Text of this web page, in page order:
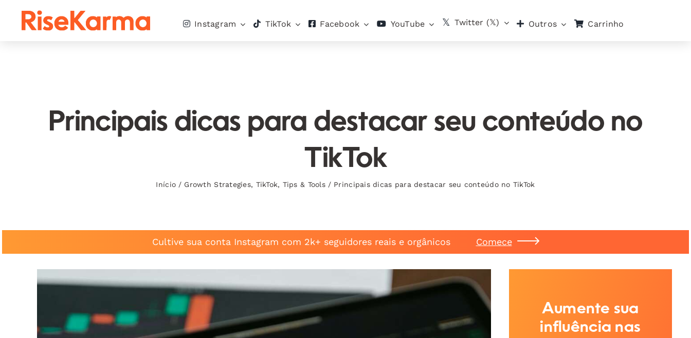
Instagram TikTok Facebook YouTube Twitter (𝕏) Outros Carrinho
Principais dicas para destacar seu conteúdo no
TikTok
Início / Growth Strategies, TikTok, Tips & Tools / Principais dicas para destacar seu conteúdo no TikTok
Cultive sua conta Instagram com 2k+ seguidores reais e orgânicos Comece
Aumente sua
influência nas